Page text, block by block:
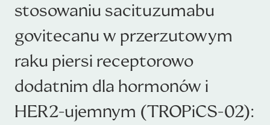
stosowaniu sacituzumabu
govitecanu w przerzutowym
raku piersi receptorowo
dodatnim dla hormonów i
HER2-ujemnym (TROPiCS-02):